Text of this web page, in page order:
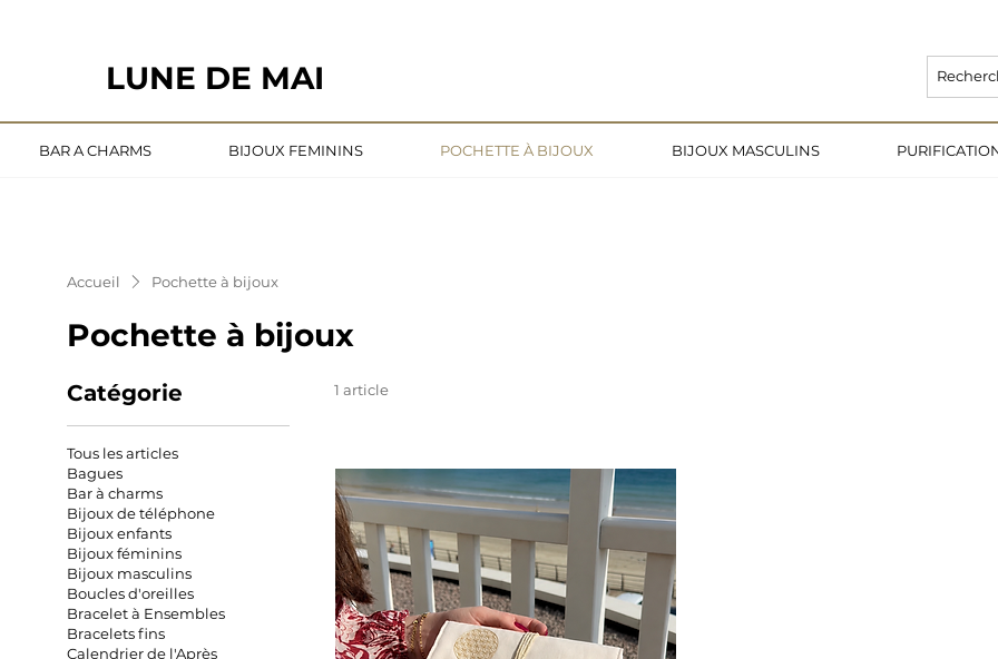
LUNE DE MAI
BAR A CHARMS BIJOUX FEMININS POCHETTE À BIJOUX BIJOUX MASCULINS
Accueil Pochette à bijoux
Pochette à bijoux
Catégorie
Tous les articles
Bagues
Bar à charms
Bijoux de téléphone
Bijoux enfants
Bijoux féminins
Bijoux masculins
Boucles d'oreilles
Bracelet à Ensembles
Bracelets fins
Calendrier de l'Après
1 article